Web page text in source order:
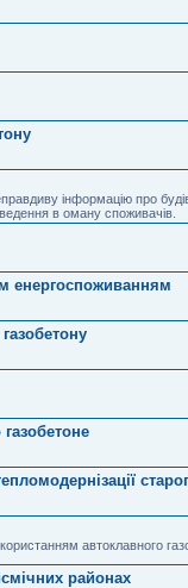
інформацію про
в оману споживачів.
енергоспоживанням
автоклавного
районах